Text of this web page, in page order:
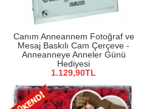
Canım Anneannem Fotoğraf ve
Mesaj Baskılı Cam Çerçeve -
Anneanneye Anneler Günü
Hediyesi
1.129,90TL